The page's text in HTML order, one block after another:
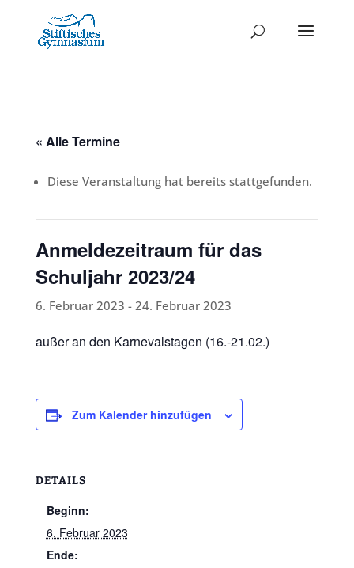
« Alle Termine
Diese Veranstaltung hat bereits stattgefunden.
Anmeldezeitraum für das
Schuljahr 2023/24
6. Februar 2023 - 24. Februar 2023
außer an den Karnevalstagen (16.-21.02.)
Zum Kalender hinzufügen
DETAILS
Beginn:
6. Februar 2023
Ende: